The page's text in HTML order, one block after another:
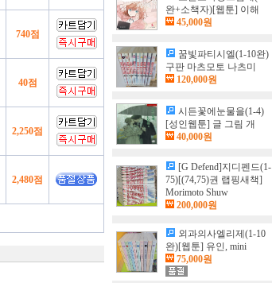
740점
40점
2,250점
2,480점
완+소책자)[웹툰] 이해
45,000원
꿈빛파티시엘(1-10완)
구판 마츠모토 나츠미
120,000원
시든꽃에눈물을(1-4)
[성인웹툰] 글 그림 개
40,000원
[G Defend]지디펜드(1-
75)[(74,75)권 랩핑새책]
Morimoto Shuw
200,000원
외과의사엘리제(1-10
완)[웹툰] 유인, mini
75,000원